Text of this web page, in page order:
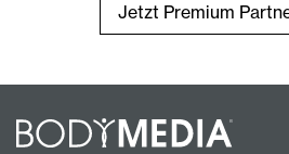
Jetzt Premium